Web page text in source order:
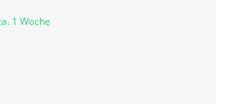
1 Woche